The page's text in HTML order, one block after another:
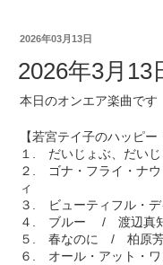
2026年03月13日
2026年3月13
本日のオンエア楽曲です
【若宮テイ子のハッピ
１. だいじょぶ、だい
２. ゴナ・フライ・ナ
ィ
３. ビューティフル・
４. ブルー / 渡辺真
５. 春なのに / 柏原
６. オール・アット・